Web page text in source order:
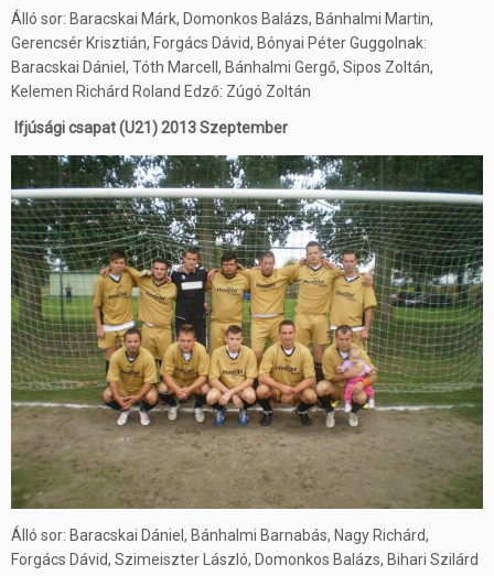
Álló sor: Baracskai Márk, Domonkos Balázs, Bánhalmi Martin,
Gerencsér Krisztián, Forgács Dávid, Bónyai Péter Guggolnak:
Baracskai Dániel, Tóth Marcell, Bánhalmi Gergő, Sipos Zoltán,
Kelemen Richárd Roland Edző: Zúgó Zoltán
Ifjúsági csapat (U21) 2013 Szeptember
Álló sor: Baracskai Dániel, Bánhalmi Barnabás, Nagy Richárd,
Forgács Dávid, Szimeiszter László, Domonkos Balázs, Bihari Szilárd